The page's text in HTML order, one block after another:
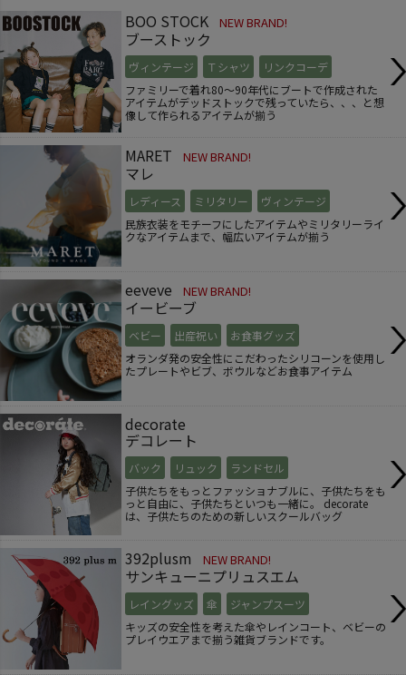
BOO STOCK NEW BRAND!
ブーストック
ヴィンテージ Ｔシャツ
リンクコーデ
ファミリーで着れ80～90年代にブートで作成された
アイテムがデッドストックで残っていたら、、、と想
像して作られるアイテムが揃う
MARET NEW BRAND!
マレ
レディース ミリタリー
ヴィンテージ
民族衣装をモチーフにしたアイテムやミリタリーライ
クなアイテムまで、幅広いアイテムが揃う
eeveve NEW BRAND!
イービーブ
ベビー 出産祝い
お食事グッズ
オランダ発の安全性にこだわったシリコーンを使用し
たプレートやビブ、ボウルなどお食事アイテム
decorate
デコレート
バック リュック
ランドセル
子供たちをもっとファッショナブルに、子供たちをも
っと自由に、子供たちといつも一緒に。 decorate
は、子供たちのための新しいスクールバッグ
392plusm NEW BRAND!
サンキューニプリュスエム
レイングッズ 傘
ジャンプスーツ
キッズの安全性を考えた傘やレインコート、ベビーの
プレイウエアまで揃う雑貨ブランドです。